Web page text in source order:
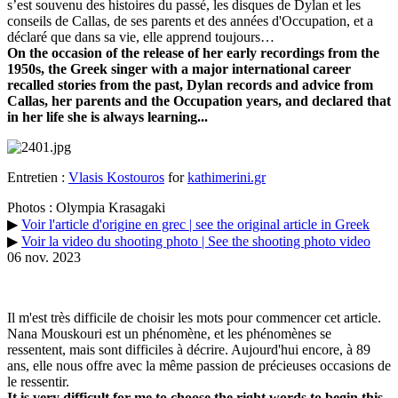
s’est souvenu des histoires du passé, les disques de Dylan et les
conseils de Callas, de ses parents et des années d'Occupation, et a
déclaré que dans sa vie, elle apprend toujours…
On the occasion of the release of her early recordings from the
1950s, the Greek singer with a major international career
recalled stories from the past, Dylan records and advice from
Callas, her parents and the Occupation years, and declared that
in her life she is always learning...
Entretien : Vlasis Kostouros forkathimerini.gr
Photos : Olympia Krasagaki
▶ Voir l'article d'origine en grec | see the original article in Greek
▶ Voir la video du shooting photo | See the shooting photo video
06 nov. 2023
Il m'est très difficile de choisir les mots pour commencer cet article.
Nana Mouskouri est un phénomène, et les phénomènes se
ressentent, mais sont difficiles à décrire. Aujourd'hui encore, à 89
ans, elle nous offre avec la même passion de précieuses occasions de
le ressentir.